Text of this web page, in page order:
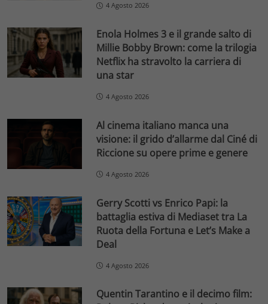
4 Agosto 2026
Enola Holmes 3 e il grande salto di
Millie Bobby Brown: come la trilogia
Netflix ha stravolto la carriera di
una star
4 Agosto 2026
Al cinema italiano manca una
visione: il grido d’allarme dal Ciné di
Riccione su opere prime e genere
4 Agosto 2026
Gerry Scotti vs Enrico Papi: la
battaglia estiva di Mediaset tra La
Ruota della Fortuna e Let’s Make a
Deal
4 Agosto 2026
Quentin Tarantino e il decimo film: